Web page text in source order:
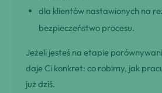
dla klientów nastawionych na
bezpieczeństwo procesu.
Jeżeli jesteś na etapie
daje Ci konkret: co robimy, jak
już dziś.